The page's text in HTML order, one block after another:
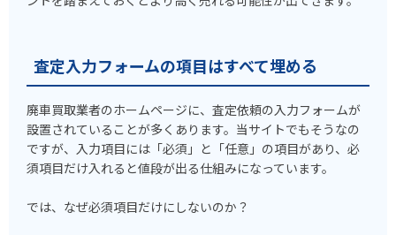
査定入力フォームの項目はすべて埋める
廃車買取業者のホームページに、査定依頼の入力フォームが
設置されていることが多くあります。当サイトでもそうなの
ですが、入力項目には「必須」と「任意」の項目があり、必
須項目だけ入れると値段が出る仕組みになっています。
では、なぜ必須項目だけにしないのか？